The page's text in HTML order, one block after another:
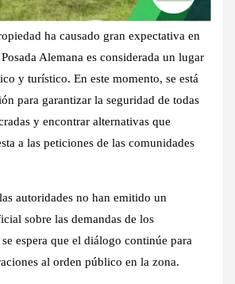
ha causado gran expectativa en
Alemana es considerada un lugar
y turístico. En este momento, se está
para garantizar la seguridad de todas
y encontrar alternativas que
a las peticiones de las comunidades
autoridades no han emitido un
sobre las demandas de los
espera que el diálogo continúe para
al orden público en la zona.